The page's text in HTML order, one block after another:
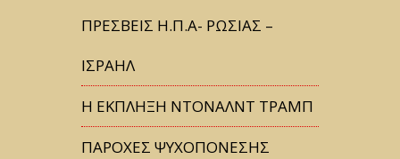
ΠΡΕΣΒΕΙΣ Η.Π.Α- ΡΩΣΙΑΣ –
ΙΣΡΑΗΛ
Η ΕΚΠΛΗΞΗ ΝΤΟΝΑΛΝΤ ΤΡΑΜΠ
ΠΑΡΟΧΕΣ ΨΥΧΟΠΟΝΕΣΗΣ